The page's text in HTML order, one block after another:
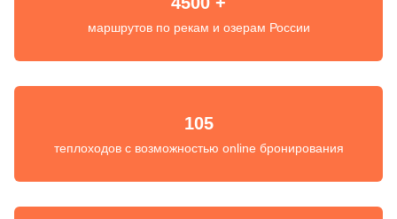
маршрутов по рекам и озерам России
105
теплоходов с возможностью online бронирования